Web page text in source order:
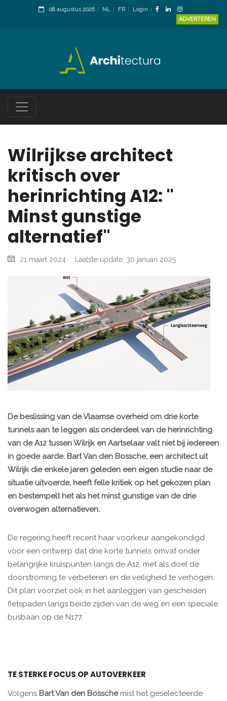
08 augustus 2026 NL FR
Login
ADVERTEREN
Wilrijkse architect
kritisch over
herinrichting A12: "
Minst gunstige
alternatief"
21 maart 2024 Laatste update: 30 januari 2025
De beslissing van de Vlaamse overheid om drie korte
tunnels aan te leggen als onderdeel van de herinrichting
van de A12 tussen Wilrijk en Aartselaar valt niet bij iedereen
in goede aarde. Bart Van den Bossche, een architect uit
Wilrijk die enkele jaren geleden een eigen studie naar de
situatie uitvoerde, heeft felle kritiek op het gekozen plan
en bestempelt het als het minst gunstige van de drie
overwogen alternatieven.
De regering heeft recent haar voorkeur aangekondigd
voor een ontwerp dat drie korte tunnels omvat onder
belangrijke kruispunten langs de A12, met als doel de
doorstroming te verbeteren en de veiligheid te verhogen.
Dit plan voorziet ook in het aanleggen van gescheiden
fietspaden langs beide zijden van de weg en een speciale
busbaan op de N177.
TE STERKE FOCUS OP AUTOVERKEER
Volgens Bart Van den Bosschemist het geselecteerde